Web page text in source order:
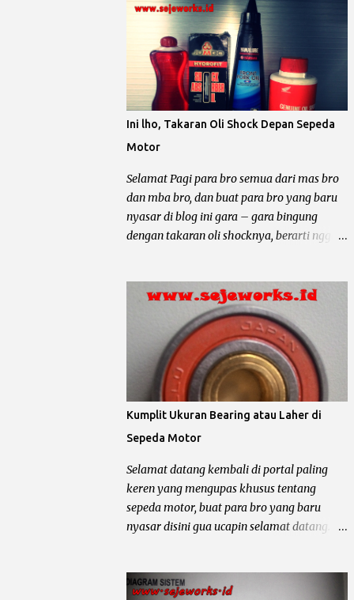
diameter piston menjadi 49,50 mm. Overize
75 piston standar diameter ditambah 0.75
mm maka diameter piston menjadi 49,75 ...
tentang kelistrikan motor dari pabrikan
sayap mengepak yaitu Honda Gand, Supra
100, Astrea Prima, Legenda, Supra Fit dan
Revo 100. Et... dah... mantep bingit kan bro
di borong semua he.... he... Sebelum kita
ngomong lebih dalam tentang kelistrikan
motor – motor tersebut, gua mau minta
tolong. Dari pada nyebar berita hoak yang
ngga ada habisnya dan tidak bermanfaat
bagi diri sendiri dan orang lain, mending
sebar artikel – artikel dari blog yang keren
ini he..... he.... Motor Grand dan temen –
galon, dagang somay atau untuk ngojek
dan sampai buat jalan – jalan sore he.... he...
Lho kok gitu ? Emang iya bro, karena sa...
Ini lho, Takaran Oli Shock Depan Sepeda
Motor
Selamat Pagi para bro semua dari mas bro
dan mba bro, dan buat para bro yang baru
nyasar di blog ini gara – gara bingung
dengan takaran oli shocknya, berarti ngga
ha… Ok langsung saja bro biar ngga kesuen
(kelamaan), postingan kali ini mau
membahas tentang ukuran oli shock depan,
shock belakang dikesampingkan dulu ya
bro... Oli shock berfungsi untuk melumasi
shockbreaker, agar membantu pegas / per
shock meredam guncangan yang
disebabkan karena medan jalan yang terjal.
Disamping itu oli shock juga harus
mempunyai syarat atau sifat khusus untuk
menjaga kinerja shockbreaker agar tetap
optimal. Syarat atau Sifat Oli Shock Anti
Karat : oli shock harus mempunyai zat anti
adanya benturan dengan medan jalan yang
terjal akan mengakibatkan panas pada
Kumplit Ukuran Bearing atau Laher di
Sepeda Motor
Selamat datang kembali di portal paling
keren yang mengupas khusus tentang
sepeda motor, buat para bro yang baru
nyasar disini gua ucapin selamat datang.
sepeda motor, dari mulai laher roda, laher